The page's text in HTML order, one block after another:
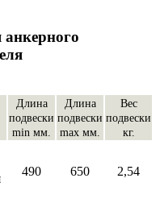
анкерного
Длина
подвески
min мм.
Длина
подвески
max мм.
Вес
подвески
кг.
490 650 2,54